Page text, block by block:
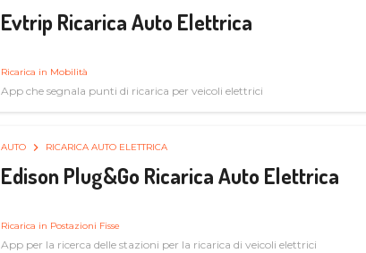
Evtrip Ricarica Auto Elettrica
Ricarica in Mobilità
App che segnala punti di ricarica per veicoli elettrici
AUTO RICARICA AUTO ELETTRICA
Edison Plug&Go Ricarica Auto Elettrica
Ricarica in Postazioni Fisse
App per la ricerca delle stazioni per la ricarica di veicoli elettrici